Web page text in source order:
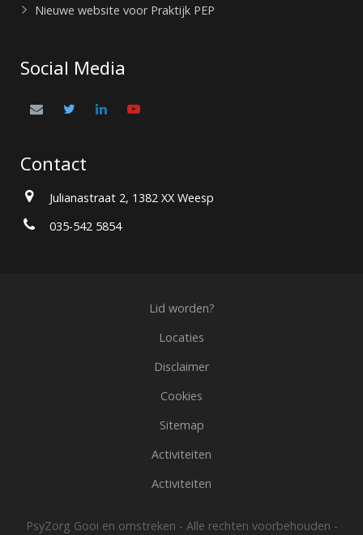
Nieuwe website voor Praktijk PEP
Social Media
Contact
Julianastraat 2, 1382 XX Weesp
035-542 5854
Lid worden?
Locaties
Disclaimer
Cookies
Sitemap
Activiteiten
Activiteiten
PsyZorg Gooi en omstreken - Alle rechten voorbehouden -